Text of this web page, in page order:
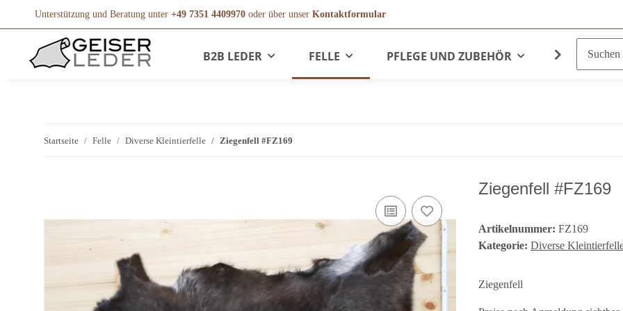
Unterstützung und Beratung unter +49 7351 4409970 oder über unser Kontaktformular
B2B LEDER FELLE PFLEGE UND ZUBEHÖR
Startseite Felle Diverse Kleintierfelle Ziegenfell #FZ169
Ziegenfell #FZ169
Artikelnummer: FZ169
Kategorie: Diverse
Ziegenfell